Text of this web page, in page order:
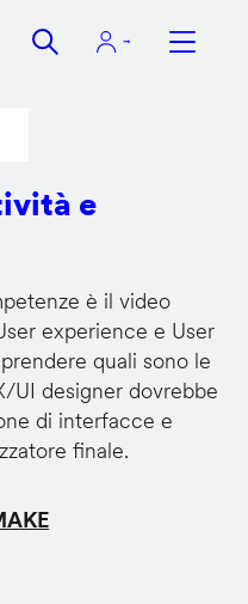
e
è il video
experience e User
quali sono le
UI designer dovrebbe
di interfacce e
finale.